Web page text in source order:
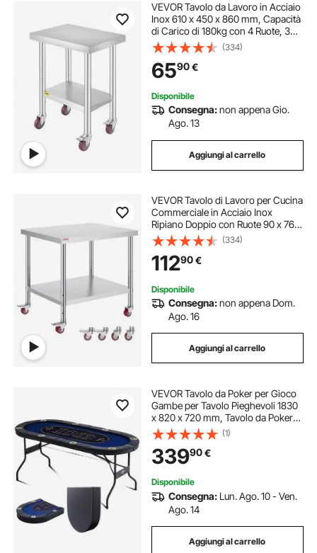
VEVOR Tavolo da Lavoro in Acciaio
Inox 610 x 450 x 860 mm, Capacità
di Carico di 180kg con 4 Ruote, 3
Livelli di Altezza Regolabili, Tavolo
da Lavoro per Preparazione di
Alimenti per per Cucina
Commerciale
(334)
6590€
Disponibile
Consegna:non appena Gio.
Ago. 13
Aggiungi al carrello
VEVOR Tavolo di Lavoro per Cucina
Commerciale in Acciaio Inox
Ripiano Doppio con Ruote 90 x 76 x
82 cm, Piano di Lavoro per Cucina
Uso Commerciale in Acciaio Inox
Capacità Carico Totale160kg 2 Piani
(334)
11290€
Disponibile
Consegna:non appena Dom.
Ago. 16
Aggiungi al carrello
VEVOR Tavolo da Poker per Gioco
Gambe per Tavolo Pieghevoli 1830
x 820 x 720 mm, Tavolo da Poker
Pieghevole, Piano da Poker Nero e
Blu Pieghevole 8 Giocatori ca.,
Tavolo Poker Copertura Antipolvere
(1)
33990€
Disponibile
Consegna: Lun. Ago. 10 - Ven.
Ago. 14
Aggiungi al carrello